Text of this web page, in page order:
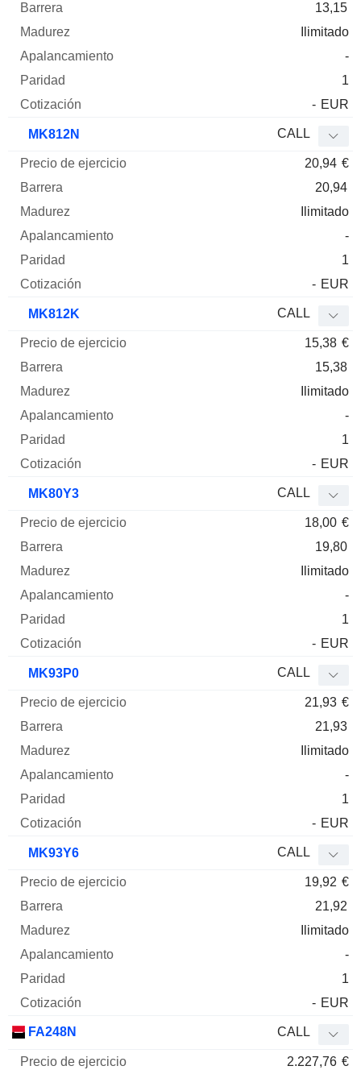
13,15
Ilimitado
-
1
- EUR
MK812N CALL
20,94 €
20,94
Ilimitado
-
1
- EUR
MK812K CALL
15,38 €
15,38
Ilimitado
-
1
- EUR
MK80Y3 CALL
18,00 €
19,80
Ilimitado
-
1
- EUR
MK93P0 CALL
21,93 €
21,93
Ilimitado
-
1
- EUR
MK93Y6 CALL
19,92 €
21,92
Ilimitado
-
1
- EUR
FA248N CALL
2.227,76 €